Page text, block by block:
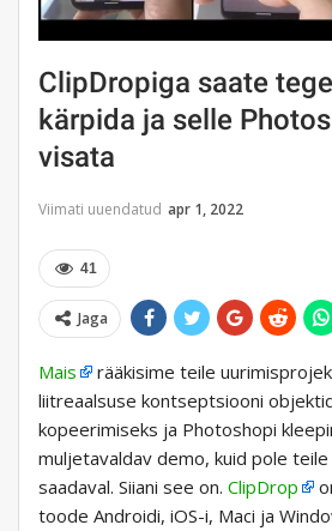
ClipDropiga saate
kärpida ja selle
visata
Viimati uuendatud apr 1, 2022
41
Jaga
Mais
rääkisime teile
liitreaalsuse kontseptsiooni
kopeerimiseks ja Photoshopi
muljetavaldav demo, kuid pole
saadaval. Siiani see on. ClipDrop
toode Androidi, iOS-i, Maci ja